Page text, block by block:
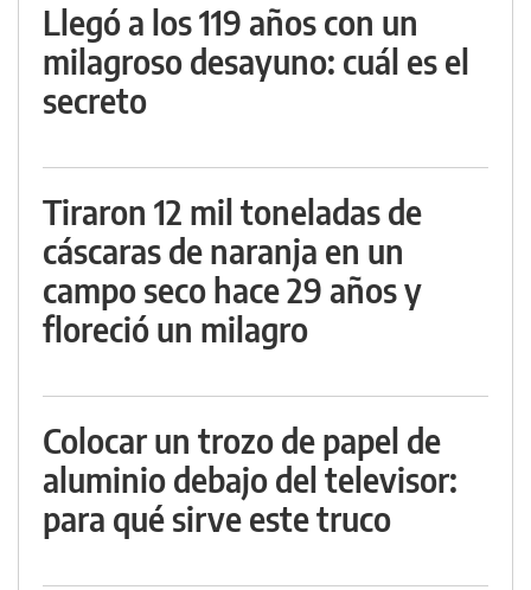
Llegó a los 119 años con un
milagroso desayuno: cuál es el
secreto
Tiraron 12 mil toneladas de
cáscaras de naranja en un
campo seco hace 29 años y
floreció un milagro
Colocar un trozo de papel de
aluminio debajo del televisor:
para qué sirve este truco